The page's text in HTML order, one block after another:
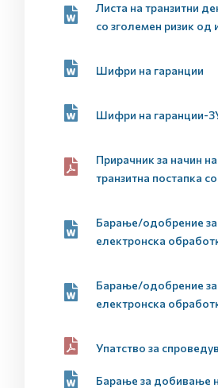
Листа на транзитни
со зголемен ризик од
Шифри на гаранции
Шифри на гаранции-
Прирачник за начин
транзитна постапка
Барање/одобрение за
електронска
Барање/одобрение за
електронска
Упатство за
Барање за добивање